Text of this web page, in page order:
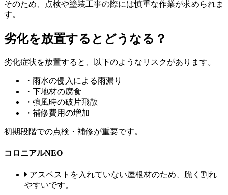
そのため、点検や塗装工事の際には慎重な作業が求められま
す。
劣化を放置するとどうなる？
劣化症状を放置すると、以下のようなリスクがあります。
・雨水の侵入による雨漏り
・下地材の腐食
・強風時の破片飛散
・補修費用の増加
初期段階での点検・補修が重要です。
コロニアルNEO
アスベストを入れていない屋根材のため、脆く割れ
やすいです。